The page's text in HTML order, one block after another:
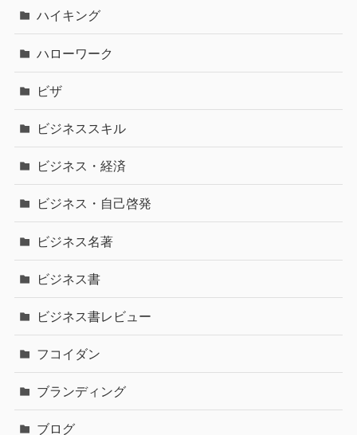
ハイキング
ハローワーク
ビザ
ビジネススキル
ビジネス・経済
ビジネス・自己啓発
ビジネス名著
ビジネス書
ビジネス書レビュー
フコイダン
ブランディング
ブログ